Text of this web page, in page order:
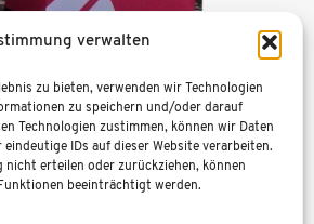
verwalten
zu bieten, verwenden wir Technologien
zu speichern und/oder darauf
Technologien zustimmen, können wir Daten
IDs auf dieser Website verarbeiten.
nicht erteilen oder zurückziehen, können
beeinträchtigt werden.
dabei!